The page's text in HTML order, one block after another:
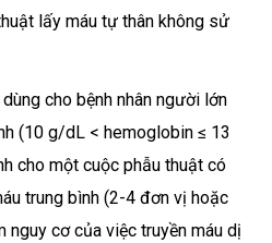
lấy máu tự thân không sử
cho bệnh nhân người lớn
(10 g/dL < hemoglobin ≤ 13
cho một cuộc phẫu thuật có
trung bình (2-4 đơn vị hoặc
cơ của việc truyền máu dị